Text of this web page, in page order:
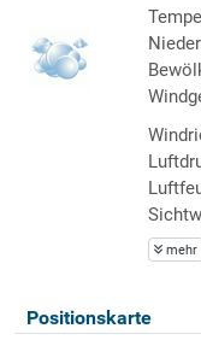
mehr
Positionskarte